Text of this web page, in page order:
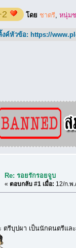
โดย ชาตรี, หนุ่มช
งค์หัวข้อ: https://
Re: รอยรักรอยจูบ
«ตอบกลับ #1 เมื่อ: 12/ก.พ
ตรีบุปผา เป็นนักดนตรีแล